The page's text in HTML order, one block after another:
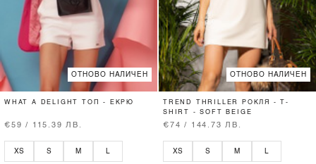
ОТНОВО НАЛИЧЕН
WHAT A DELIGHT ТОП - ЕКРЮ
€59 / 115.39 ЛВ.
XS S M L
ОТНОВО НАЛИЧЕН
TREND THRILLER РОКЛЯ - T-
SHIRT - SOFT BEIGE
€74 / 144.73 ЛВ.
XS S M L